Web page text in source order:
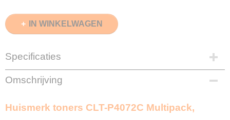
IN WINKELWAGEN
Specificaties
EAN code
8720153536875
1750 Pagina's
Omschrijving
Huismerk toners CLT-P4072C Multipack,